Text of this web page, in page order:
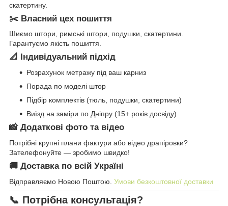
скатертину.
✂️ Власний цех пошиття
Шиємо штори, римські штори, подушки, скатертини.
Гарантуємо якість пошиття.
📐 Індивідуальний підхід
Розрахунок метражу під ваш карниз
Порада по моделі штор
Підбір комплектів (тюль, подушки, скатертини)
Виїзд на заміри по Дніпру (15+ років досвіду)
📸 Додаткові фото та відео
Потрібні крупні плани фактури або відео драпіровки?
Зателефонуйте — зробимо швидко!
🚚 Доставка по всій Україні
Відправляємо Новою Поштою. Умови безкоштовної доставки
📞 Потрібна консультація?